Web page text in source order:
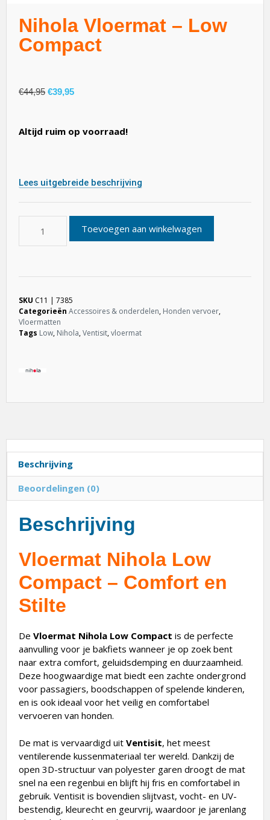
Nihola Vloermat – Low
Compact
€44,95 €39,95
Altijd ruim op voorraad!
Lees uitgebreide beschrijving
Toevoegen aan winkelwagen
SKU C11 | 7385
Categorieën Accessoires & onderdelen, Honden vervoer,
Vloermatten
Tags Low, Nihola,Ventisit,vloermat
Beschrijving
Beoordelingen (0)
Beschrijving
Vloermat Nihola Low
Compact – Comfort en
Stilte
De Vloermat Nihola Low Compact is de perfecte
aanvulling voor je bakfiets wanneer je op zoek bent
naar extra comfort, geluidsdemping en duurzaamheid.
Deze hoogwaardige mat biedt een zachte ondergrond
voor passagiers, boodschappen of spelende kinderen,
en is ook ideaal voor het veilig en comfortabel
vervoeren van honden.
De mat is vervaardigd uit Ventisit, het meest
ventilerende kussenmateriaal ter wereld. Dankzij de
open 3D-structuur van polyester garen droogt de mat
snel na een regenbui en blijft hij fris en comfortabel in
gebruik. Ventisit is bovendien slijtvast, vocht- en UV-
bestendig, kleurecht en geurvrij, waardoor je jarenlang